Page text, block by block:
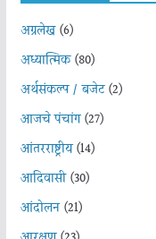
अग्रलेख(6)
अध्यात्मिक(80)
अर्थसंकल्प / बजेट(2)
आजचे पंचांग(27)
आंतरराष्ट्रीय(14)
आदिवासी(30)
आंदोलन(21)